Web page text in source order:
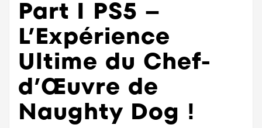
Part I PS5 –
L’Expérience
Ultime du Chef-
d’Œuvre de
Naughty Dog !